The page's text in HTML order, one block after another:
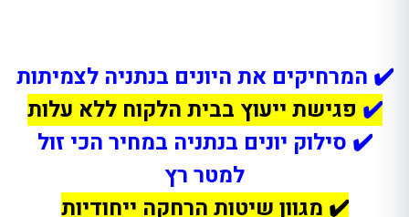
✔️ המרחיקים את היונים בנתניה לצמיתות
✔️ פגישת ייעוץ בבית הלקוח ללא עלות
✔️ סילוק יונים בנתניה במחיר הכי זול
למטר רץ
✔️ מגוון שיטות הרחקה ייחודיות